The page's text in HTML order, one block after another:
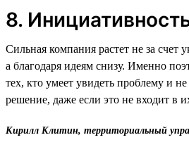
8.
Сильная компания растет не за счет
а благодаря идеям снизу. Именно
тех, кто умеет увидеть проблему и
решение, даже если это не входит в
Кирилл Клитин, территориальный